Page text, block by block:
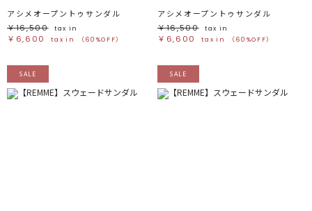
アシメオープントゥサンダル
￥16,500
tax in
￥6,600 tax in （60%OFF）
アシメオープントゥサンダル
￥16,500
tax in
￥6,600 tax in （60%OFF）
SALE SALE